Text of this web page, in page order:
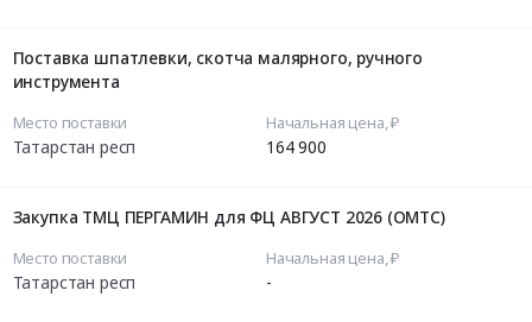
Поставка шпатлевки, скотча малярного, ручного
инструмента
Место поставки
Татарстан респ
Начальная цена, ₽
164 900
Закупка ТМЦ ПЕРГАМИН для ФЦ АВГУСТ 2026 (ОМТС)
Место поставки
Татарстан респ
Начальная цена, ₽
-